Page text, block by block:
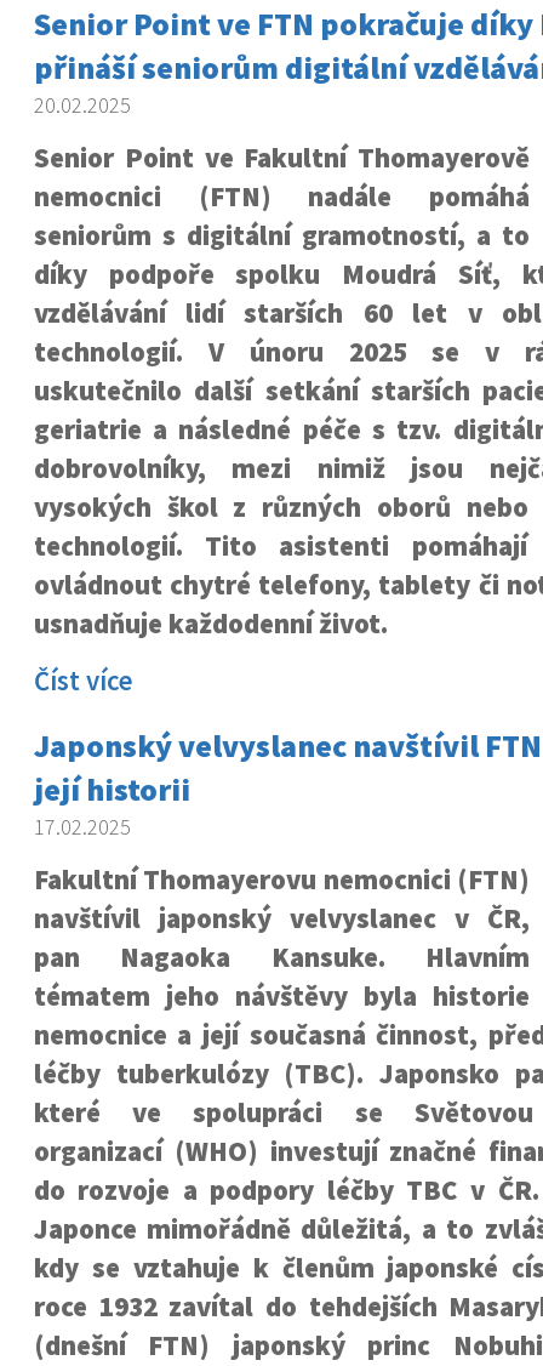
Senior Point ve FTN pokračuje díky
přináší seniorům digitální
20.02.2025
Senior Point ve Fakultní Thomayerově
nemocnici (FTN) nadále pomáhá
seniorům s digitální gramotností, a to
díky podpoře spolku Moudrá Síť,
vzdělávání lidí starších 60 let v
technologií. V únoru 2025 se v
uskutečnilo další setkání starších
geriatrie a následné péče s tzv.
dobrovolníky, mezi nimiž jsou
vysokých škol z různých oborů nebo
technologií. Tito asistenti pomáhají
ovládnout chytré telefony, tablety či
usnadňuje každodenní život.
Číst více
Japonský velvyslanec navštívil
její historii
17.02.2025
Fakultní Thomayerovu nemocnici (FTN)
navštívil japonský velvyslanec v ČR,
pan Nagaoka Kansuke. Hlavním
tématem jeho návštěvy byla historie
nemocnice a její současná činnost,
léčby tuberkulózy (TBC). Japonsko
které ve spolupráci se Světovou
organizací (WHO) investují značné
do rozvoje a podpory léčby TBC v
Japonce mimořádně důležitá, a to
kdy se vztahuje k členům japonské
roce 1932 zavítal do tehdejších
(dnešní FTN) japonský princ